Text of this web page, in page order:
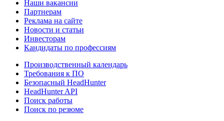
Наши вакансии
Партнерам
Реклама на сайте
Новости и статьи
Инвесторам
Кандидаты по профессиям
Производственный календарь
Требования к ПО
Безопасный HeadHunter
HeadHunter API
Поиск работы
Поиск по резюме